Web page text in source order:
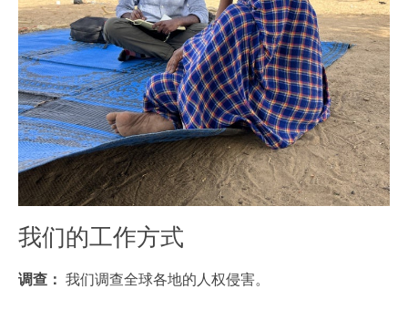
我们的工作方式
调查： 我们调查全球各地的人权侵害。